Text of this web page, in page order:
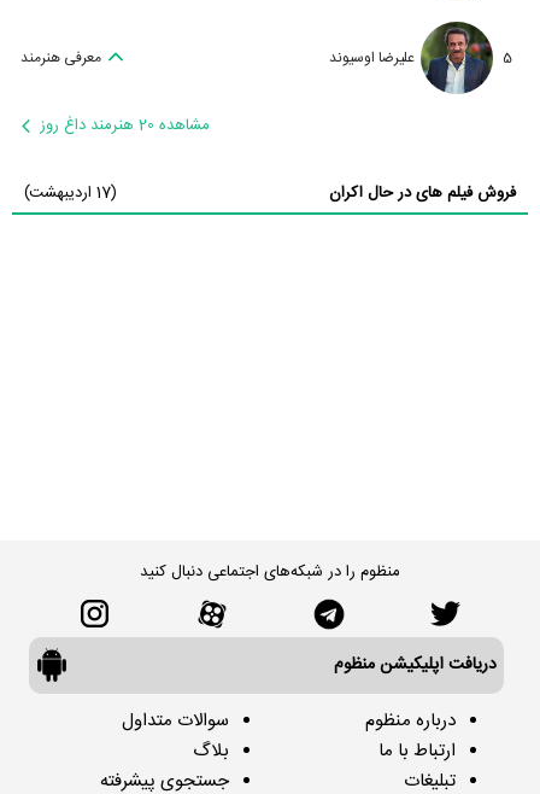
5 علیرضا اوسیوند معرفی هنرمند
مشاهده 20 هنرمند داغ روز
فروش فیلم های در حال اکران (17 اردیبهشت)
منظوم را در شبکه‌های اجتماعی دنبال کنید
دریافت اپلیکیشن منظوم
درباره منظوم
ارتباط با ما
تبلیغات
سوالات متداول
بلاگ
جستجوی پیشرفته